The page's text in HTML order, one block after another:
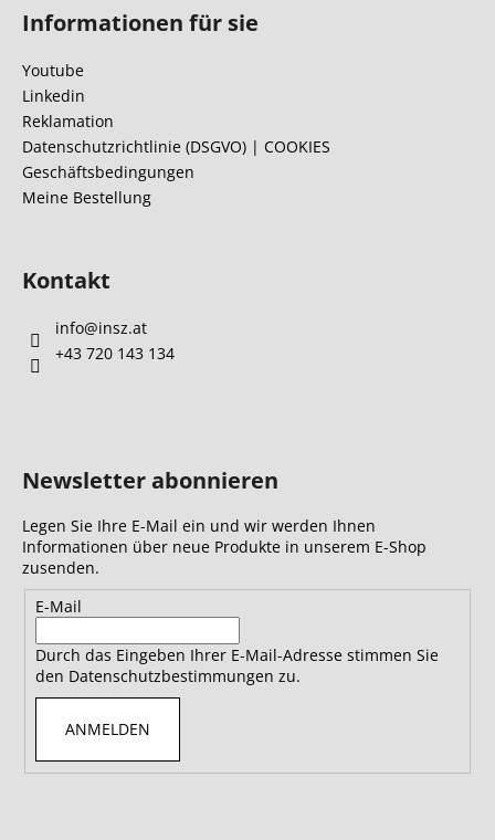
l
e
t
e
g
Informationen für sie
Youtube
Linkedin
Reklamation
Datenschutzrichtlinie (DSGVO) | COOKIES
Geschäftsbedingungen
Meine Bestellung
Kontakt
info@insz.at
+43 720 143 134
Newsletter abonnieren
Legen Sie Ihre E-Mail ein und wir werden Ihnen
Informationen über neue Produkte in unserem E-Shop
zusenden.
E-Mail
Durch das Eingeben Ihrer E-Mail-Adresse stimmen Sie
den Datenschutzbestimmungen zu.
ANMELDEN